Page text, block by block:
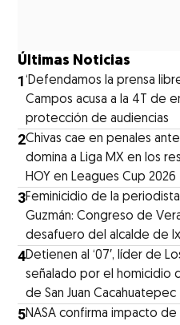
Últimas Noticias
1‘Defendamos la prensa
Campos acusa a la 4T de
protección de audiencias
2Chivas cae en penales ante
domina a Liga MX en los
HOY en Leagues Cup 2026
3Feminicidio de la periodista
Guzmán: Congreso de
desafuero del alcalde de
4Detienen al ‘07′, líder de
señalado por el homicidio
de San Juan Cacahuatepec
5NASA confirma impacto